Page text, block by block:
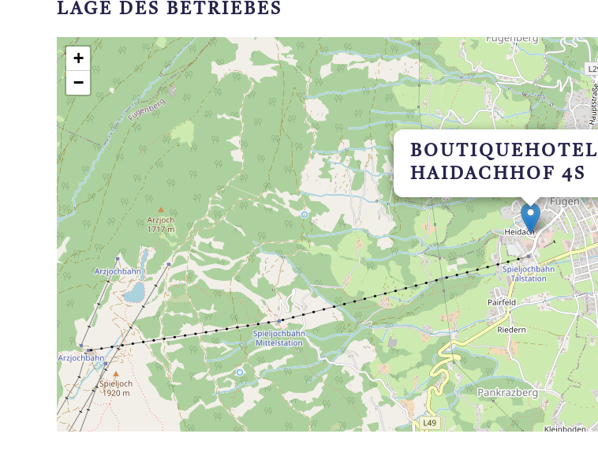
LAGE DES BETRIEBES
BOUTIQUEHOTEL
HAIDACHHOF 4S
+
−